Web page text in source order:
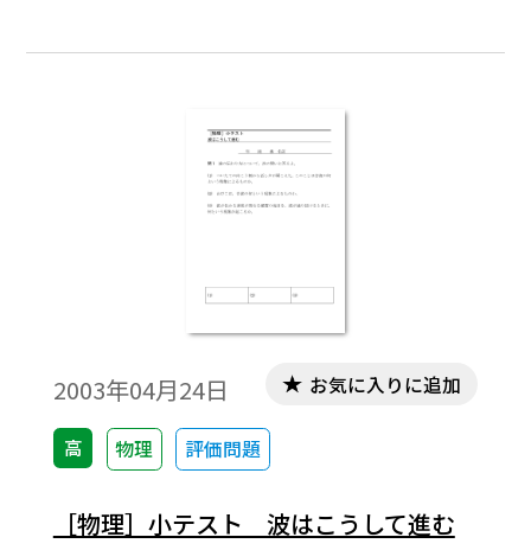
2003年04月24日
高 物理 評価問題
お気に入りに追加
［物理］小テスト 波はこうして進む